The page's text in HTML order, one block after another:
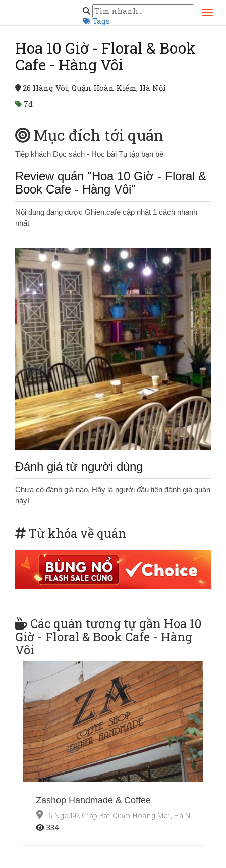
Tags
Hà Nội
Hoa 10 Giờ - Floral & Book Cafe - Hàng Vôi
Hoa 10 Giờ - Floral & Book
Cafe - Hàng Vôi
26 Hàng Vôi, Quận Hoàn Kiếm, Hà Nội
7đ
Mục đích tới quán
Tiếp khách Đọc sách - Học bài Tụ tập bạn bè
Review quán "Hoa 10 Giờ - Floral &
Book Cafe - Hàng Vôi"
Nội dung đang được Ghien.cafe cập nhật 1 cách nhanh
nhất
Đánh giá từ người dùng
Chưa có đánh giá nào. Hãy là người đầu tiên đánh giá quán
này!
Từ khóa về quán
Các quán tương tự gần Hoa 10
Giờ - Floral & Book Cafe - Hàng
Vôi
Zashop Handmade & Coffee
6 Ngõ 192 Giáp Bát, Quận Hoàng Mai, Hà Nội
334